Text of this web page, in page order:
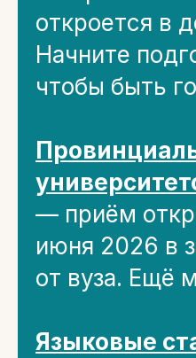
откроется в
Начните
чтобы быть
— приём
июня 2026 в
от вуза. Ещё
Языковые